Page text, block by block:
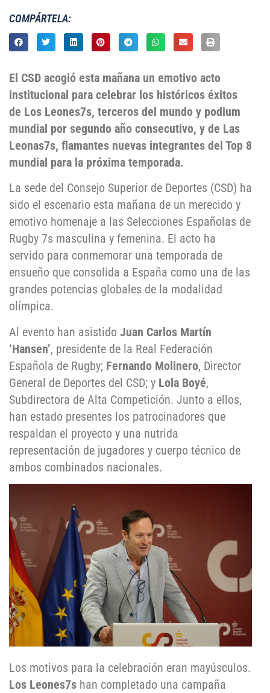
COMPÁRTELA:
El CSD acogió esta mañana un emotivo acto
institucional para celebrar los históricos éxitos
de Los Leones7s, terceros del mundo y podium
mundial por segundo año consecutivo, y de Las
Leonas7s, flamantes nuevas integrantes del Top 8
mundial para la próxima temporada.
La sede del Consejo Superior de Deportes (CSD) ha
sido el escenario esta mañana de un merecido y
emotivo homenaje a las Selecciones Españolas de
Rugby 7s masculina y femenina. El acto ha
servido para conmemorar una temporada de
ensueño que consolida a España como una de las
grandes potencias globales de la modalidad
olímpica.
Al evento han asistido Juan Carlos Martín
‘Hansen’, presidente de la Real Federación
Española de Rugby; Fernando Molinero, Director
General de Deportes del CSD; y Lola Boyé,
Subdirectora de Alta Competición. Junto a ellos,
han estado presentes los patrocinadores que
respaldan el proyecto y una nutrida
representación de jugadores y cuerpo técnico de
ambos combinados nacionales.
Los motivos para la celebración eran mayúsculos.
Los Leones7s han completado una campaña